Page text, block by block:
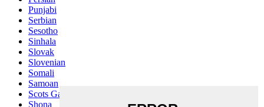
Punjabi
Serbian
Sesotho
Sinhala
Slovak
Slovenian
Somali
Samoan
Scots Gaelic
Shona